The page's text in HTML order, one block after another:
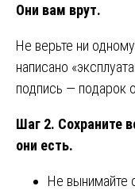
Они вам врут.
Не верьте ни
написано
подпись — подарок
Шаг 2. Сохраните
они есть.
Не вынимайте